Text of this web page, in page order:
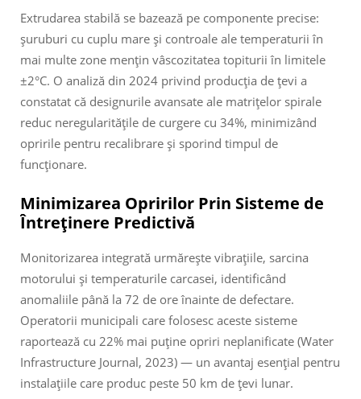
Extrudarea stabilă se bazează pe componente precise:
șuruburi cu cuplu mare și controale ale temperaturii în
mai multe zone mențin vâscozitatea topiturii în limitele
±2°C. O analiză din 2024 privind producția de țevi a
constatat că designurile avansate ale matrițelor spirale
reduc neregularitățile de curgere cu 34%, minimizând
opririle pentru recalibrare și sporind timpul de
funcționare.
Minimizarea Opririlor Prin Sisteme de
Întreținere Predictivă
Monitorizarea integrată urmărește vibrațiile, sarcina
motorului și temperaturile carcasei, identificând
anomaliile până la 72 de ore înainte de defectare.
Operatorii municipali care folosesc aceste sisteme
raportează cu 22% mai puține opriri neplanificate (Water
Infrastructure Journal, 2023) — un avantaj esențial pentru
instalațiile care produc peste 50 km de țevi lunar.